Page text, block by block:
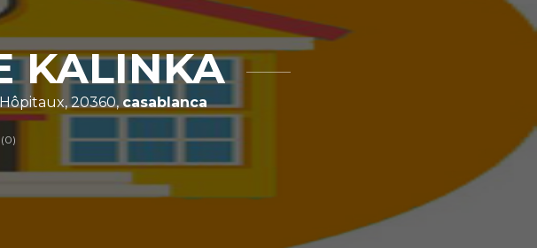
KALINKA
20360,casablanca
(0)